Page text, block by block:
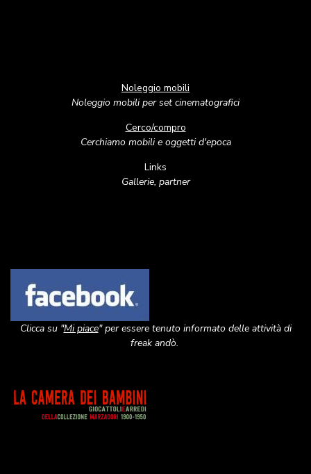
Noleggio mobili
Noleggio mobili per set cinematografici
Cerco/compro
Cerchiamo mobili e oggetti d'epoca
Links
Gallerie, partner
Clicca su "Mi piace" per essere tenuto informato delle attività di
freak andò.
Image